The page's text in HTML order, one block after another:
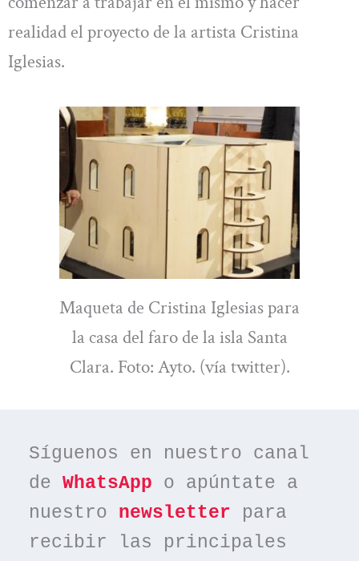
realidad el proyecto de la artista Cristina
Iglesias.
Maqueta de Cristina Iglesias para
la casa del faro de la isla Santa
Clara. Foto: Ayto. (vía twitter).
Síguenos en nuestro canal
de WhatsApp o apúntate a
nuestro newsletter para
recibir las principales